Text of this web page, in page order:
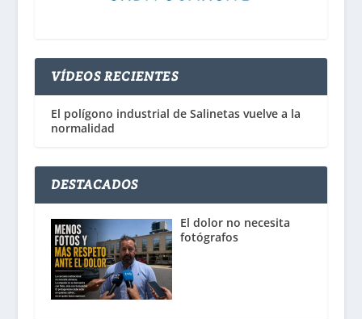
VÍDEOS RECIENTES
El polígono industrial de Salinetas vuelve a la
normalidad
DESTACADOS
El dolor no necesita
fotógrafos